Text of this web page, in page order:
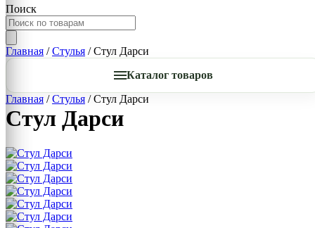
Поиск
Главная /Стулья / Стул Дарси
Каталог товаров
Главная /Стулья / Стул Дарси
Стул Дарси